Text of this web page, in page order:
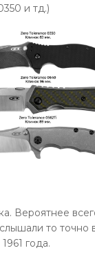
и тд.)
Вероятнее
то
года.